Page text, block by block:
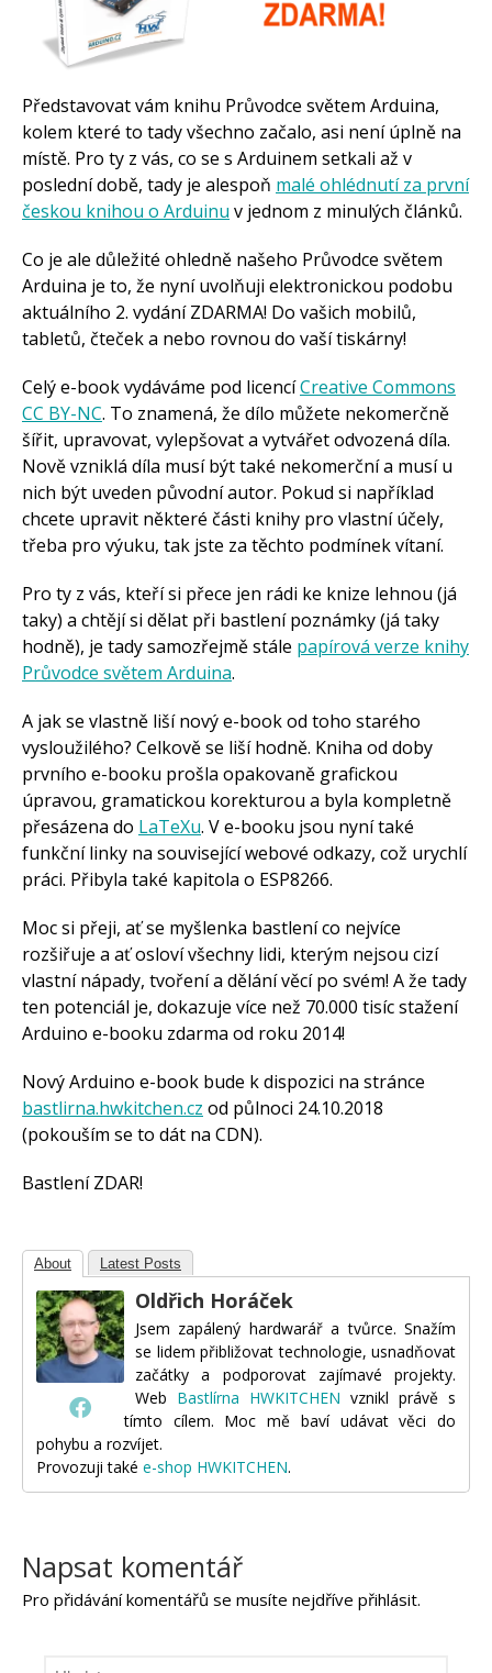
Arduino roboti
Tinylab
Koupit
Představovat vám knihu Průvodce světem Arduina,
kolem které to tady všechno začalo, asi není úplně na
místě. Pro ty z vás, co se s Arduinem setkali až v
poslední době, tady je alespoň malé ohlédnutí za první
českou knihou o Arduinu v jednom z minulých článků.
Co je ale důležité ohledně našeho Průvodce světem
Arduina je to, že nyní uvolňuji elektronickou podobu
aktuálního 2. vydání ZDARMA! Do vašich mobilů,
tabletů, čteček a nebo rovnou do vaší tiskárny!
Celý e-book vydáváme pod licencíCreative Commons
CC BY-NC. To znamená, že dílo můžete nekomerčně
šířit, upravovat, vylepšovat a vytvářet odvozená díla.
Nově vzniklá díla musí být také nekomerční a musí u
nich být uveden původní autor. Pokud si například
chcete upravit některé části knihy pro vlastní účely,
třeba pro výuku, tak jste za těchto podmínek vítaní.
Pro ty z vás, kteří si přece jen rádi ke knize lehnou (já
taky) a chtějí si dělat při bastlení poznámky (já taky
hodně), je tady samozřejmě stále papírová verze knihy
Průvodce světem Arduina.
A jak se vlastně liší nový e-book od toho starého
vysloužilého? Celkově se liší hodně. Kniha od doby
prvního e-booku prošla opakovaně grafickou
úpravou, gramatickou korekturou a byla kompletně
přesázena do LaTeXu. V e-booku jsou nyní také
funkční linky na související webové odkazy, což urychlí
práci. Přibyla také kapitola o ESP8266.
Moc si přeji, ať se myšlenka bastlení co nejvíce
rozšiřuje a ať osloví všechny lidi, kterým nejsou cizí
vlastní nápady, tvoření a dělání věcí po svém! A že tady
ten potenciál je, dokazuje více než 70.000 tisíc stažení
Arduino e-booku zdarma od roku 2014!
Nový Arduino e-book bude k dispozici na stránce
bastlirna.hwkitchen.cz od půlnoci 24.10.2018
(pokouším se to dát na CDN).
Bastlení ZDAR!
About Latest Posts
Oldřich Horáček
Jsem zapálený hardwarář a tvůrce. Snažím
se lidem přibližovat technologie, usnadňovat
začátky a podporovat zajímavé projekty.
Web Bastlírna HWKITCHEN vznikl právě s
tímto cílem. Moc mě baví udávat věci do
pohybu a rozvíjet.
Provozuji také e-shop HWKITCHEN.
Napsat komentář
Pro přidávání komentářů se musíte nejdříve přihlásit.